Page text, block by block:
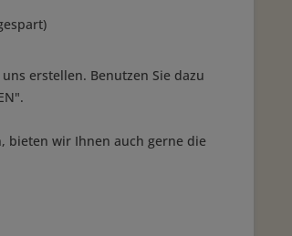
erstellen. Benutzen Sie dazu
bieten wir Ihnen auch gerne die